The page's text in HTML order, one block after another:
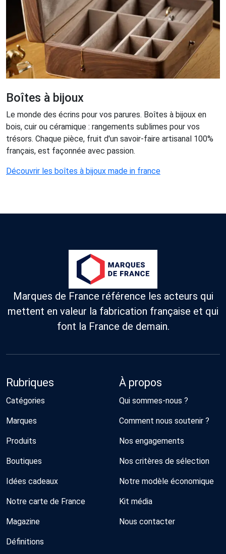
Boîtes à bijoux
Le monde des écrins pour vos parures. Boîtes à bijoux en
bois, cuir ou céramique : rangements sublimes pour vos
trésors. Chaque pièce, fruit d'un savoir-faire artisanal 100%
français, est façonnée avec passion.
Découvrir les boîtes à bijoux made in france
Marques de France référence les acteurs qui
mettent en valeur la fabrication française et qui
font la France de demain.
Rubriques
Catégories
Marques
Produits
Boutiques
Idées cadeaux
Notre carte de France
Magazine
Définitions
À propos
Qui sommes-nous ?
Comment nous soutenir ?
Nos engagements
Nos critères de sélection
Notre modèle économique
Kit média
Nous contacter